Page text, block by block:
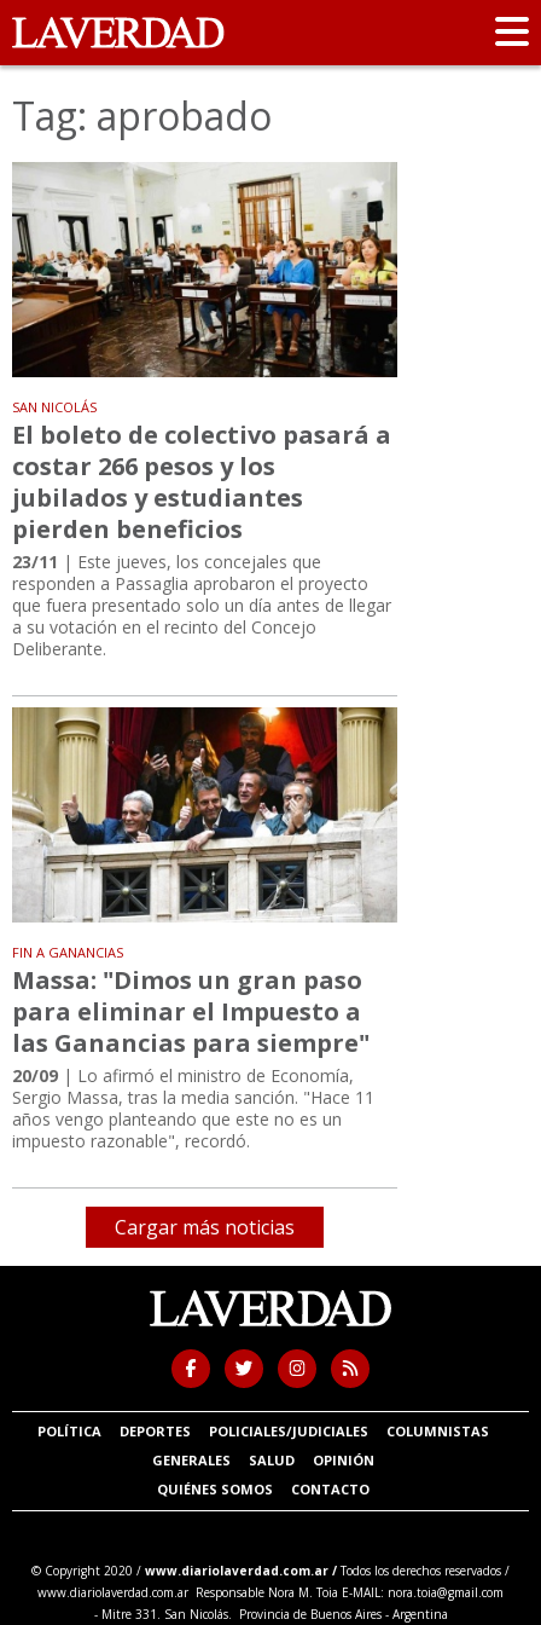
Tag: aprobado
SAN NICOLÁS
El boleto de colectivo pasará a
costar 266 pesos y los
jubilados y estudiantes
pierden beneficios
23/11 | Este jueves, los concejales que
responden a Passaglia aprobaron el proyecto
que fuera presentado solo un día antes de llegar
a su votación en el recinto del Concejo
Deliberante.
FIN A GANANCIAS
Massa: "Dimos un gran paso
para eliminar el Impuesto a
las Ganancias para siempre"
20/09 | Lo afirmó el ministro de Economía,
Sergio Massa, tras la media sanción. "Hace 11
años vengo planteando que este no es un
impuesto razonable", recordó.
Cargar más noticias
POLÍTICA DEPORTES POLICIALES/JUDICIALES
COLUMNISTAS
GENERALES
SALUD
OPINIÓN
QUIÉNES SOMOS
CONTACTO
© Copyright 2020 / www.diariolaverdad.com.ar /Todos los derechos reservados /
www.diariolaverdad.com.ar Responsable Nora M. Toia E-MAIL: nora.toia@gmail.com
- Mitre 331. San Nicolás. Provincia de Buenos Aires - Argentina